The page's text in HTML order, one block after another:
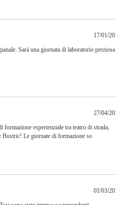
17/01/
Sarà una giornata di laboratorio preziosa
27/04/
esperienziale tra teatro di strada,
Bustric! Le giornate di formazione so
01/03/